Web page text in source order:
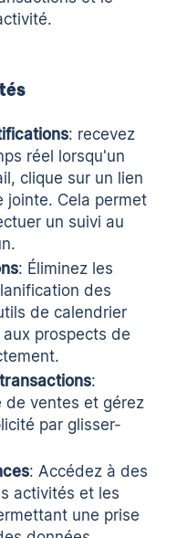
: recevez
réel lorsqu'un
clique sur un lien
jointe. Cela permet
un suivi au
: Éliminez les
des
de calendrier
prospects de
:
de ventes et gérez
par glisser-
: Accédez à des
activités et les
une prise